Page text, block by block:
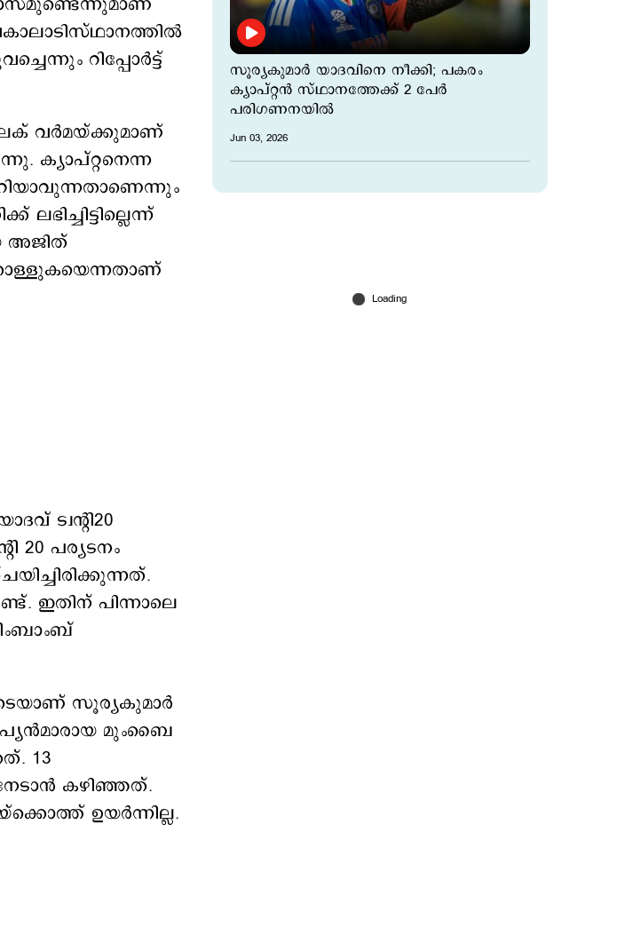
റിപ്പോര്‍ട്ട്
വര്‍മയ്ക്കുമാണ്
ക്യാപ്റ്റനെന്ന
അജിത്
ട്വന്‍റി20
20 പര്യടനം
ഇതിന് പിന്നാലെ
സൂര്യകുമാര്‍
മുംബൈ
13
കഴി‍ഞ്ഞത്.
ഉയര്‍ന്നില്ല.
സൂര്യകുമാർ യാദവിനെ നീക്കി; പകരം
ക്യാപ്റ്റന്‍ സ്ഥാനത്തേക്ക് 2 പേര്‍
പരിഗണനയില്‍
Jun 03, 2026